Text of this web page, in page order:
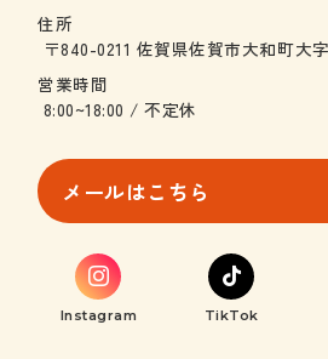
住所
〒840-0211 佐賀県佐賀市大和町大
営業時間
8:00~18:00 / 不定休
メールはこちら
Instagram TikTok